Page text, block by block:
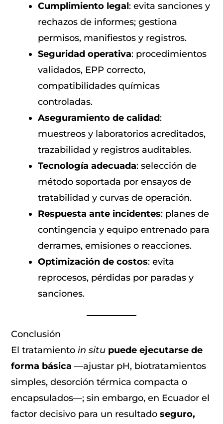
Cumplimiento legal: evita sanciones y
rechazos de informes; gestiona
permisos, manifiestos y registros.
Seguridad operativa: procedimientos
validados, EPP correcto,
compatibilidades químicas
controladas.
Aseguramiento de calidad:
muestreos y laboratorios acreditados,
trazabilidad y registros auditables.
Tecnología adecuada: selección de
método soportada por ensayos de
tratabilidad y curvas de operación.
Respuesta ante incidentes: planes de
contingencia y equipo entrenado para
derrames, emisiones o reacciones.
Optimización de costos: evita
reprocesos, pérdidas por paradas y
sanciones.
Conclusión
El tratamientoin situ puede ejecutarse de
forma básica —ajustar pH, biotratamientos
simples, desorción térmica compacta o
encapsulados—; sin embargo, en Ecuador el
factor decisivo para un resultadoseguro,